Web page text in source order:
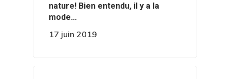
nature! Bien entendu, il y a la
mode…
17 juin 2019